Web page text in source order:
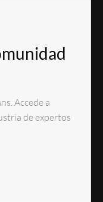
Accede a
de expertos